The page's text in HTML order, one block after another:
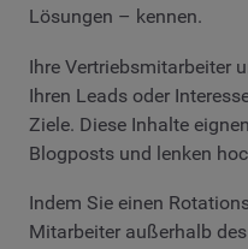
Lösungen – kennen.
Ihre Vertriebsmitarbeiter
Ihren Leads oder
Ziele. Diese Inhalte
Blogposts und lenken
Indem Sie einen
Mitarbeiter außerhalb